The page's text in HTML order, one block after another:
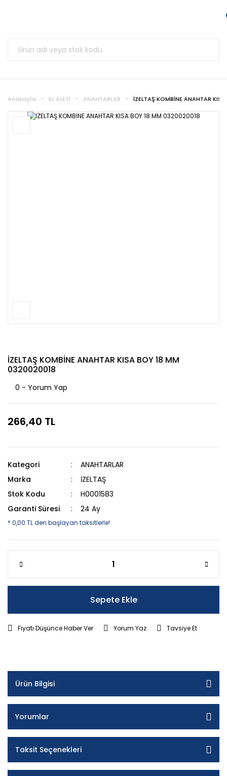
Anasayfa EL ALETİ ANAHTARLAR İZELTAŞ KOMBİNE ANAHTAR
İZELTAŞ KOMBİNE ANAHTAR KISA BOY 18 MM
0320020018
0 - Yorum Yap
266,40 TL
Kategori
ANAHTARLAR
Marka
İZELTAŞ
Stok Kodu
H0001583
Garanti Süresi
24 Ay
* 0,00 TL den başlayan taksitlerle!
Sepete Ekle
Fiyatı Düşünce Haber Ver Yorum Yaz Tavsiye Et
Ürün Bilgisi
Yorumlar
Taksit Seçenekleri